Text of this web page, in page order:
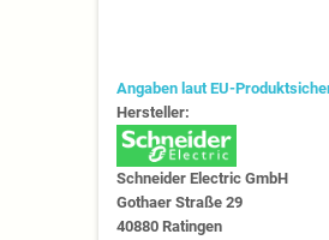
Angaben laut EU-
Hersteller:
Schneider Electric GmbH
Gothaer Straße 29
40880 Ratingen